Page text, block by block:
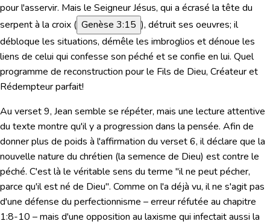
pour l'asservir. Mais le Seigneur Jésus, qui a écrasé la tête du
serpent à la croix ( Genèse 3:15 ), détruit ses oeuvres; il
débloque les situations, démêle les imbroglios et dénoue les
liens de celui qui confesse son péché et se confie en lui. Quel
programme de reconstruction pour le Fils de Dieu, Créateur et
Rédempteur parfait!
Au verset 9, Jean semble se répéter, mais une lecture attentive
du texte montre qu'il y a progression dans la pensée. Afin de
donner plus de poids à l'affirmation du verset 6, il déclare que la
nouvelle nature du chrétien (la semence de Dieu) est contre le
péché. C'est là le véritable sens du terme "il ne peut pécher,
parce qu'il est né de Dieu". Comme on l'a déjà vu, il ne s'agit pas
d'une défense du perfectionnisme –erreur réfutée au chapitre
1:8-10 – mais d'une opposition au laxisme qui infectait aussi la